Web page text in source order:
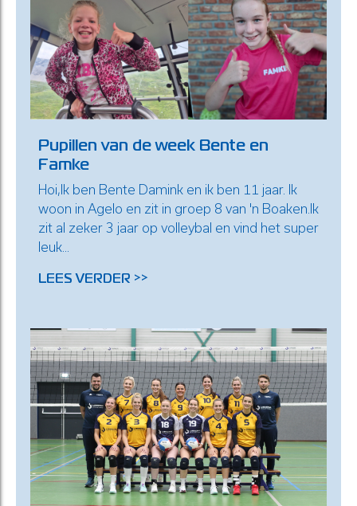
Pupillen van de week Bente en
Famke
Hoi,Ik ben Bente Damink en ik ben 11 jaar. Ik
woon in Agelo en zit in groep 8 van 'n Boaken.Ik
zit al zeker 3 jaar op volleybal en vind het super
leuk...
LEES VERDER >>